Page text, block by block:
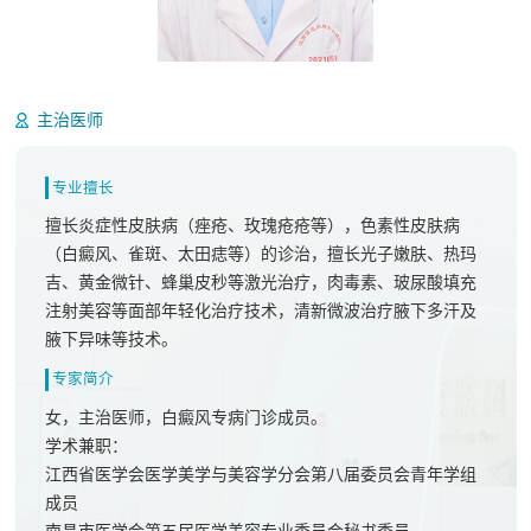
主治医师
专业擅长
擅长炎症性皮肤病（痤疮、玫瑰疮疮等），色素性皮肤病
（白癜风、雀斑、太田痣等）的诊治，擅长光子嫩肤、热玛
吉、黄金微针、蜂巢皮秒等激光治疗，肉毒素、玻尿酸填充
注射美容等面部年轻化治疗技术，清新微波治疗腋下多汗及
腋下异味等技术。
专家简介
女，主治医师，白癜风专病门诊成员。
学术兼职：
江西省医学会医学美学与美容学分会第八届委员会青年学组
成员